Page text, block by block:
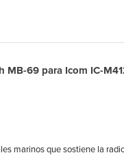
MB-69 para Icom IC-
marinos que sostiene la